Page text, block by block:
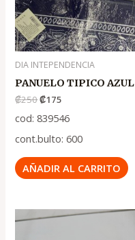
DIA INTEPENDENCIA
PANUELO TIPICO AZUL
₡250₡175
cod: 839546
cont.bulto: 600
AÑADIR AL CARRITO
El
El